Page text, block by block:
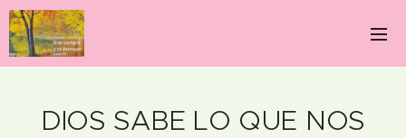
DIOS SABE LO QUE NOS